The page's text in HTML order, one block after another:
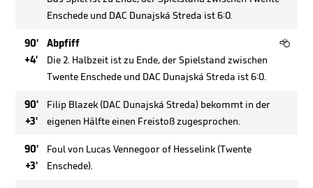
Enschede und DAC Dunajská Streda ist 6:0.
90'
+4'
Abpfiff 
Die 2. Halbzeit ist zu Ende, der Spielstand zwischen
Twente Enschede und DAC Dunajská Streda ist 6:0.
90'
+3'
Filip Blazek (DAC Dunajská Streda) bekommt in der
eigenen Hälfte einen Freistoß zugesprochen.
90'
+3'
Foul von Lucas Vennegoor of Hesselink (Twente
Enschede).